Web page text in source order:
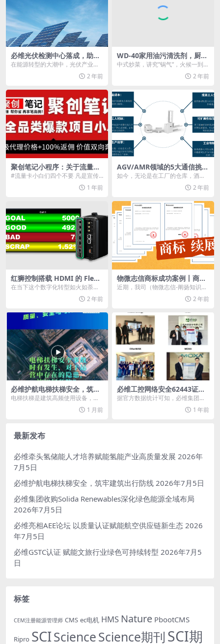
必维光伏检测中心落成，助力
中国光伏产业出海
在能源转型的大潮中，光伏产业作
为中国绿色能源发展的先锋军，正
2 年前
WD-40家用油污清洗剂，厨房
利器
中式炒菜，讲究“锅气“，火候一到
位，色香味俱全，久而久之，油污
2 年前
聚创笔记小程序：关于流量卡
产品的百问百答
#流量卡小白们四个不要 凡是宣传9
元流量还贼多的都是套路，不要！
1 年前
AGV/AMR领域的5大通信挑战
是什么
如今，无论是在工厂的仓库，酒店
的走廊，或是家中的客厅，我们都
2 年前
红狮控制搭载 HDMI 的 FlexE
dge协议转换器
在当下这个数字化转型如火如荼的
时代，红狮控制以其卓越的创新技
2 年前
物微志信商标成功案例丨商标
续展成功，再获10年专用权！
近期，我司（物微志信-阐扬知识产
权平台）大批客户成功续展，再获1
2 年前
必维护航电梯扶梯安全，筑牢
建筑出行防线
电梯扶梯是建筑高频使用设备，困
人、夹伤等事故时有发生，运营隐
1 月前
必维工控网络安全62443证书
颁发量超全球发证量一半
据官方数据统计可知，必维集团作
为第三方测试、检验、认证服务机
1 年前
最新发布
必维牵头氢储能人才培养赋能氢能产业高质量发展 2026年
7月5日
必维护航电梯扶梯安全，筑牢建筑出行防线 2026年7月5日
必维集团收购Solida Renewables深化绿色能源全域布局
2026年7月5日
必维亮相AEE论坛 以质量认证赋能航空供应链新生态 2026
年7月5日
必维GSTC认证 赋能文旅行业绿色可持续转型 2026年7月5
日
标签
CEM注册能源管理师 CMS ec电机 HMS Nature PbootCMS
Ripro SCIScienceScience期刊 SCI期